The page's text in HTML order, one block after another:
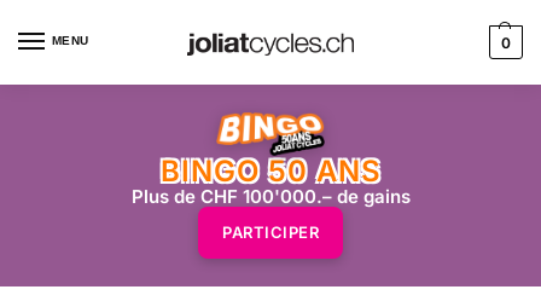
MENU 0
BINGO 50 ANS
Plus de CHF 100'000.– de gains
PARTICIPER